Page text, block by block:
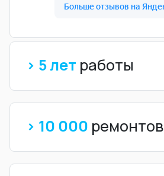
> 5 лет работы
> 10 000 ремонтов